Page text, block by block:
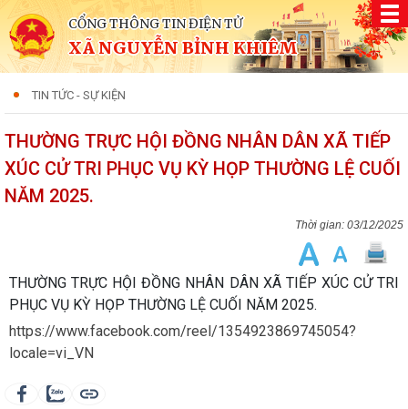
CỔNG THÔNG TIN ĐIỆN TỬ
XÃ NGUYỄN BỈNH KHIÊM
TIN TỨC - SỰ KIỆN
THƯỜNG TRỰC HỘI ĐỒNG NHÂN DÂN XÃ TIẾP
XÚC CỬ TRI PHỤC VỤ KỲ HỌP THƯỜNG LỆ CUỐI
NĂM 2025.
03/12/2025
THƯỜNG TRỰC HỘI ĐỒNG NHÂN DÂN XÃ TIẾP XÚC CỬ TRI
PHỤC VỤ KỲ HỌP THƯỜNG LỆ CUỐI NĂM 2025.
https://www.facebook.com/reel/1354923869745054?
locale=vi_VN